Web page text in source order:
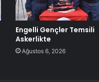
Engelli Gençler Temsili
Askerlikte
Ağustos 6, 2026